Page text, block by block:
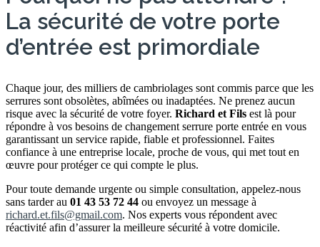
La sécurité de votre porte
d’entrée est primordiale
Chaque jour, des milliers de cambriolages sont commis parce que les
serrures sont obsolètes, abîmées ou inadaptées. Ne prenez aucun
risque avec la sécurité de votre foyer. Richard et Fils est là pour
répondre à vos besoins de changement serrure porte entrée en vous
garantissant un service rapide, fiable et professionnel. Faites
confiance à une entreprise locale, proche de vous, qui met tout en
œuvre pour protéger ce qui compte le plus.
Pour toute demande urgente ou simple consultation, appelez-nous
sans tarder au 01 43 53 72 44 ou envoyez un message à
richard.et.fils@gmail.com. Nos experts vous répondent avec
réactivité afin d’assurer la meilleure sécurité à votre domicile.